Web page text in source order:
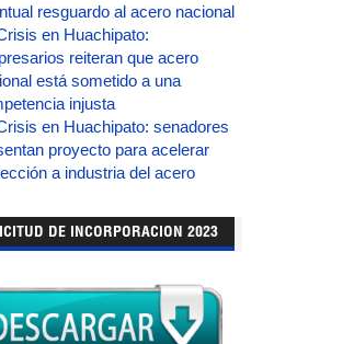
resguardo al acero nacional
en Huachipato:
reiteran que acero
está sometido a una
injusta
en Huachipato: senadores
proyecto para acelerar
a industria del acero
DE INCORPORACION 2023